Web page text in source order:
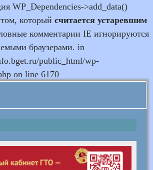
WP_Dependencies->add_data()
который считается устаревшим
комментарии IE игнорируются
браузерами. in
public_html/wp-
on line 6170